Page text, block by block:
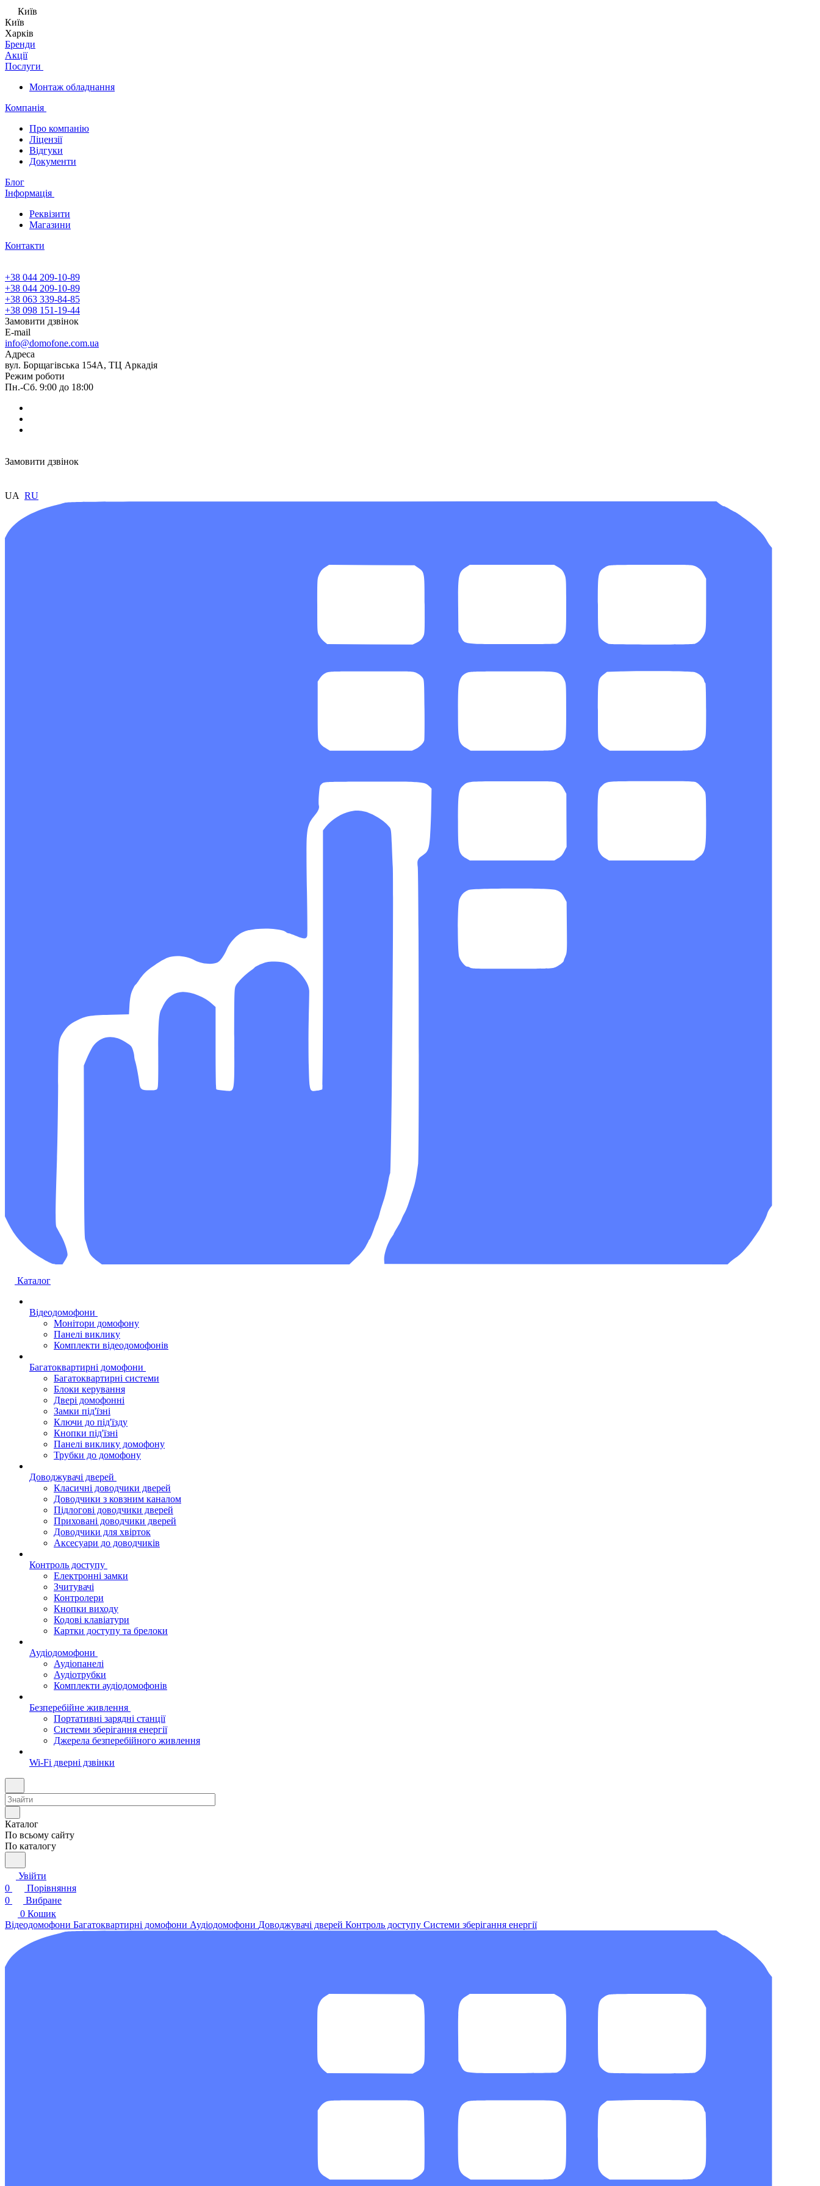
Київ
Київ
Харків
Бренди
Акції
Послуги
Монтаж обладнання
Компанія
Про компанію
Ліцензії
Відгуки
Документи
Блог
Інформація
Реквізити
Магазини
Контакти
+38 044 209-10-89
+38 044 209-10-89
+38 063 339-84-85
+38 098 151-19-44
Замовити дзвінок
E-mail
info@domofone.com.ua
Адреса
вул. Борщагівська 154А, ТЦ Аркадія
Режим роботи
Пн.-Сб. 9:00 до 18:00
Замовити дзвінок
UA RU
Каталог
Відеодомофони
Монітори домофону
Панелі виклику
Комплекти відеодомофонів
Багатоквартирні домофони
Багатоквартирні системи
Блоки керування
Двері домофонні
Замки під'їзні
Ключи до під'їзду
Кнопки під'їзні
Панелі виклику домофону
Трубки до домофону
Доводжувачі дверей
Класичні доводчики дверей
Доводчики з ковзним каналом
Підлогові доводчики дверей
Приховані доводчики дверей
Доводчики для хвірток
Аксесуари до доводчиків
Контроль доступу
Електронні замки
Зчитувачі
Контролери
Кнопки виходу
Кодові клавіатури
Картки доступу та брелоки
Аудіодомофони
Аудіопанелі
Аудіотрубки
Комплекти аудіодомофонів
Безперебійне живлення
Портативні зарядні станції
Системи зберігання енергії
Джерела безперебійного живлення
Wi-Fi дверні дзвінки
Каталог
По всьому сайту
По каталогу
Увійти
0
Порівняння
0
Вибране
0 Кошик
Відеодомофони Багатоквартирні домофони Аудіодомофони Доводжувачі дверей Контроль доступу Системи зберігання енергії